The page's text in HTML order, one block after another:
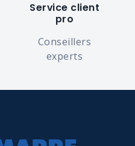
Service client
pro
Conseillers
experts